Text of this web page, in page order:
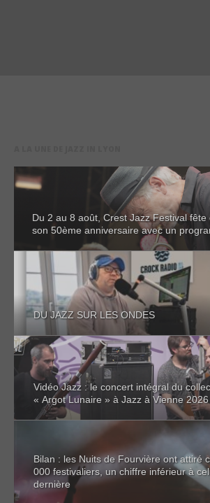
Du 2 au 8 août, Crest Jazz Festival fête
son 50ème anniversaire avec un
DU JAZZ SUR LES ONDES
Vidéo Jazz : le concert intégral du
« Argot Lunaire » à Jazz à Vienne 2026
Bilan : les Nuits de Fourvière ont attiré
000 festivaliers, un chiffre inférieur à
dernière